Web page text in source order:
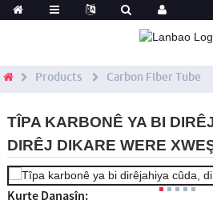
Products Carbon Fiber Tube
TÎPA KARBONÊ YA BI
DIRÊJ DIKARE WERE
Kurte Danasîn: